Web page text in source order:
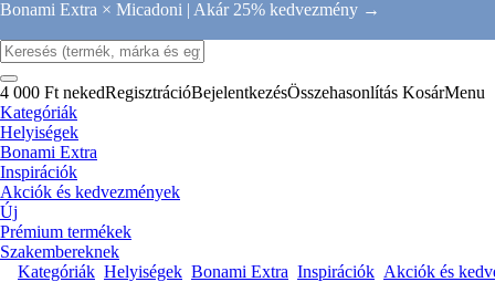
Bonami Extra × Micadoni | Akár 25% kedvezmény →
4 000 Ft nekedRegisztrációBejelentkezésÖsszehasonlítás KosárMenu
Kategóriák
Helyiségek
Bonami Extra
Inspirációk
Akciók és kedvezmények
Új
Prémium termékek
Szakembereknek
Kategóriák Helyiségek Bonami Extra Inspirációk Akciók és